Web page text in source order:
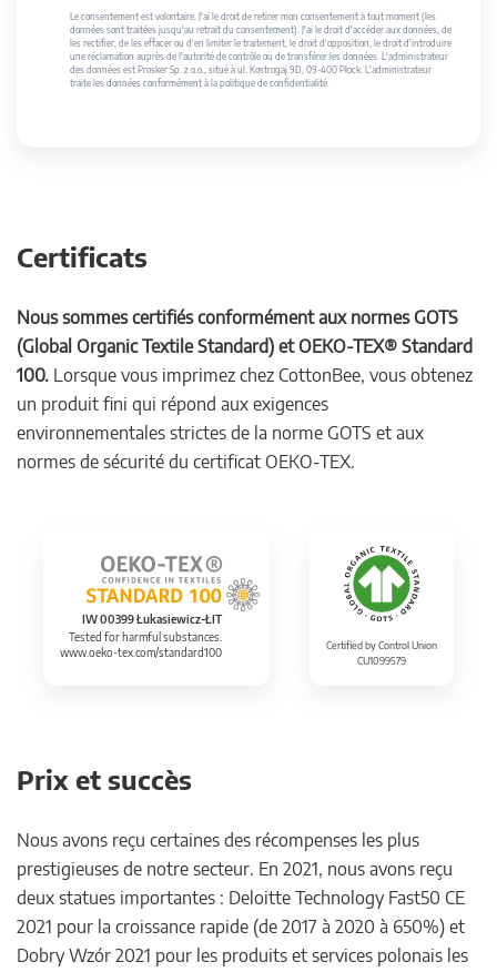
Le consentement est volontaire. J'ai le droit de retirer mon consentement à tout moment (les
données sont traitées jusqu'au retrait du consentement). J'ai le droit d'accéder aux données, de
les rectifier, de les effacer ou d'en limiter le traitement, le droit d'opposition, le droit d'introduire
une réclamation auprès de l'autorité de contrôle ou de transférer les données. L'administrateur
des données est Prosker Sp. z o.o., situé à ul. Kostrogaj 9D, 09-400 Płock. L'administrateur
traite les données conformément à la politique de confidentialité.
Certificats
Nous sommes certifiés conformément aux normes GOTS
(Global Organic Textile Standard) et OEKO-TEX® Standard
100. Lorsque vous imprimez chez CottonBee, vous obtenez
un produit fini qui répond aux exigences
environnementales strictes de la norme GOTS et aux
normes de sécurité du certificat OEKO-TEX.
IW 00399 Łukasiewicz-ŁIT
Tested for harmful substances.
www.oeko-tex.com/standard100
Certified by Control Union
CU1099579
Prix et succès
Nous avons reçu certaines des récompenses les plus
prestigieuses de notre secteur. En 2021, nous avons reçu
deux statues importantes : Deloitte Technology Fast50 CE
2021 pour la croissance rapide (de 2017 à 2020 à 650%) et
Dobry Wzór 2021 pour les produits et services polonais les